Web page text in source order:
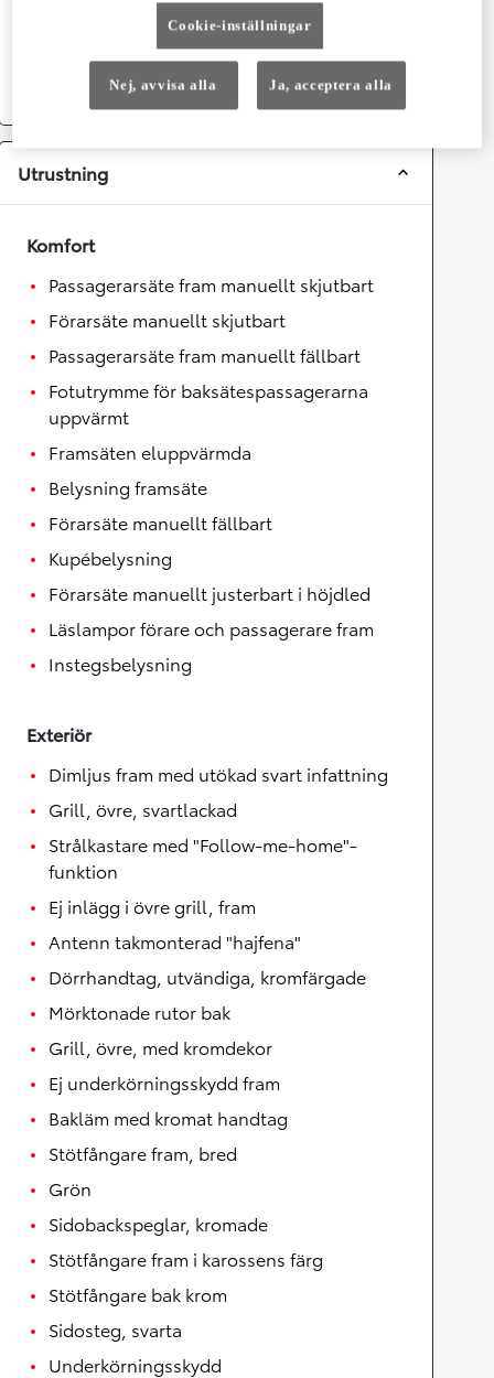
Fyrhjulsdrift
Automat
Utrustning
Komfort
Passagerarsäte fram manuellt skjutbart
Förarsäte manuellt skjutbart
Passagerarsäte fram manuellt fällbart
Fotutrymme för baksätespassagerarna
uppvärmt
Framsäten eluppvärmda
Belysning framsäte
Förarsäte manuellt fällbart
Kupébelysning
Förarsäte manuellt justerbart i höjdled
Läslampor förare och passagerare fram
Instegsbelysning
Exteriör
Dimljus fram med utökad svart infattning
Grill, övre, svartlackad
Strålkastare med "Follow-me-home"-
funktion
Ej inlägg i övre grill, fram
Antenn takmonterad "hajfena"
Dörrhandtag, utvändiga, kromfärgade
Mörktonade rutor bak
Grill, övre, med kromdekor
Ej underkörningsskydd fram
Bakläm med kromat handtag
Stötfångare fram, bred
Grön
Sidobackspeglar, kromade
Stötfångare fram i karossens färg
Stötfångare bak krom
Sidosteg, svarta
Underkörningsskydd
Cookie-inställningar
Nej, avvisa alla Ja, acceptera alla